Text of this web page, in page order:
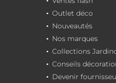
Outlet déco
Nouveautés
Nos marques
Collections
Conseils
Devenir